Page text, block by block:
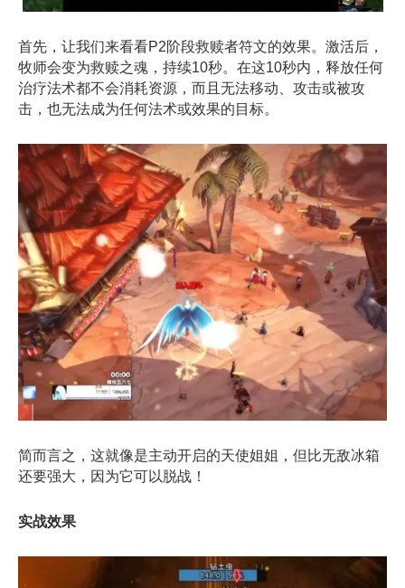
首先，让我们来看看P2阶段救赎者符文的效果。激活后，
牧师会变为救赎之魂，持续10秒。在这10秒内，释放任何
治疗法术都不会消耗资源，而且无法移动、攻击或被攻
击，也无法成为任何法术或效果的目标。
简而言之，这就像是主动开启的天使姐姐，但比无敌冰箱
还要强大，因为它可以脱战！
实战效果